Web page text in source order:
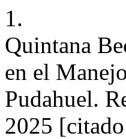
1.
Quintana
en el
Pudahuel.
2025